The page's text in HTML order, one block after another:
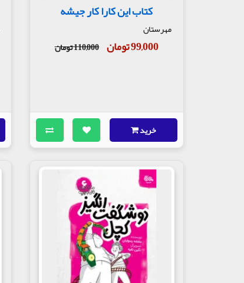
کتاب این کارا کار جیشه
مهرستان
99,000 تومان 110,000 تومان
خرید